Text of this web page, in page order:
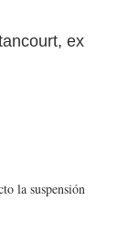
ex
la suspensión